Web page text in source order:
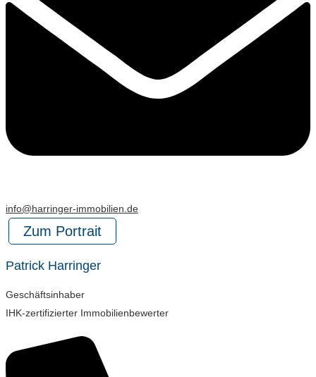
info@harringer-immobilien.de
Zum Portrait
Patrick Harringer
Geschäftsinhaber
IHK-zertifizierter Immobilienbewerter